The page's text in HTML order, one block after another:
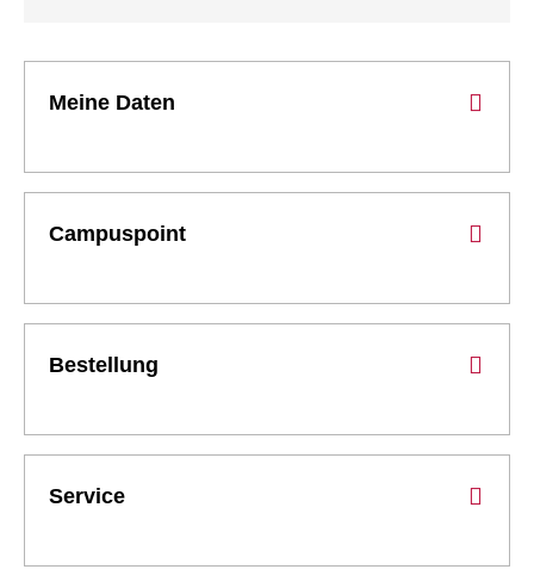
Meine Daten
Campuspoint
Bestellung
Service